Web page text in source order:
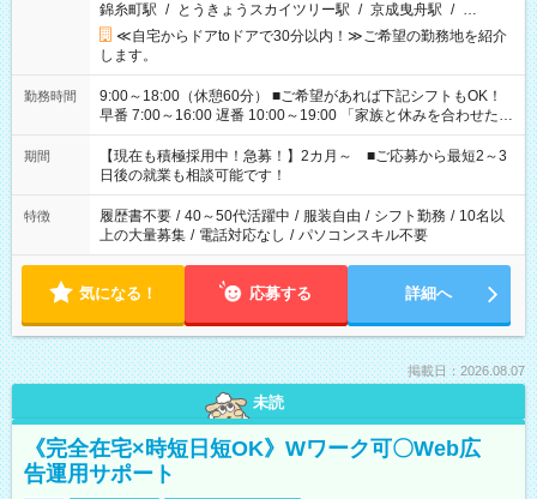
錦糸町駅 / とうきょうスカイツリー駅 / 京成曳舟駅 / …
≪自宅からドアtoドアで30分以内！≫ご希望の勤務地を紹介
します。
勤務時間
9:00～18:00（休憩60分） ■ご希望があれば下記シフトもOK！
早番 7:00～16:00 遅番 10:00～19:00 「家族と休みを合わせた
い」 「余裕を持って夕飯の準備がしたい」 「できれば残業はし
たくない」 など、ご希望を教えてくださいね。 ※Wワーク希望
の方へ 今ご覧のお仕事で希望する勤務時間と、もう1つのお仕事
の勤務時間。 合計で週40時間を超える場合は応募できません。
期間
【現在も積極採用中！急募！】2カ月～ ■ご応募から最短2～3
日後の就業も相談可能です！
特徴 履歴書不要 / 40～50代活躍中 / 服装自由 / シフト勤務 / 10名以
上の大量募集 / 電話対応なし / パソコンスキル不要
気になる！ 応募する 詳細へ
掲載日：2026.08.07
未読
《完全在宅×時短日短OK》Wワーク可〇Web広
告運用サポート